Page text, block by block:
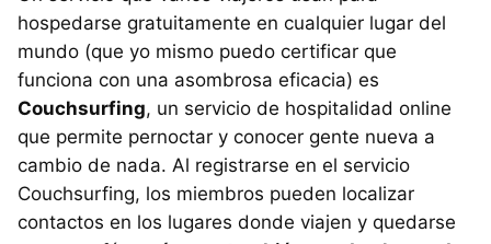
hospedarse gratuitamente en cualquier lugar del
mundo (que yo mismo puedo certificar que
funciona con una asombrosa eficacia) es
Couchsurfing, un servicio de hospitalidad online
que permite pernoctar y conocer gente nueva a
cambio de nada. Al registrarse en el servicio
Couchsurfing, los miembros pueden localizar
contactos en los lugares donde viajen y quedarse